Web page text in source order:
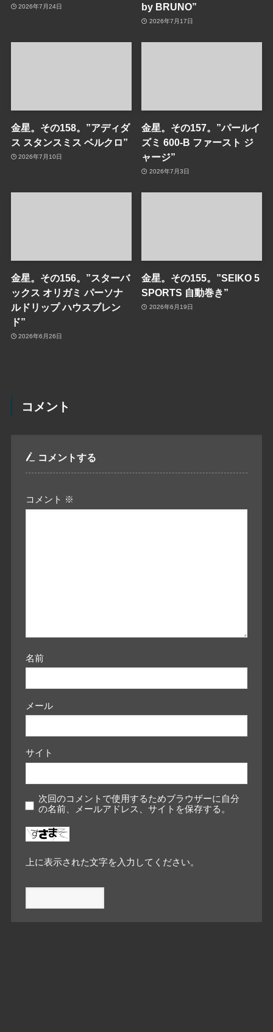
2026年7月24日
by BRUNO”
2026年7月17日
金星。その158。”アディダ
ス スタンスミス ベルクロ”
2026年7月10日
金星。その157。”パールイ
ズミ 600-B ファースト ジ
ャージ”
2026年7月3日
金星。その156。”スターバ
ックス オリガミ パーソナ
ルドリップ ハウスブレン
ド”
2026年6月26日
金星。その155。”SEIKO 5
SPORTS 自動巻き”
2026年6月19日
コメント
コメントする
コメント ※
名前
メール
サイト
次回のコメントで使用するためブラウザーに自分
の名前、メールアドレス、サイトを保存する。
上に表示された文字を入力してください。